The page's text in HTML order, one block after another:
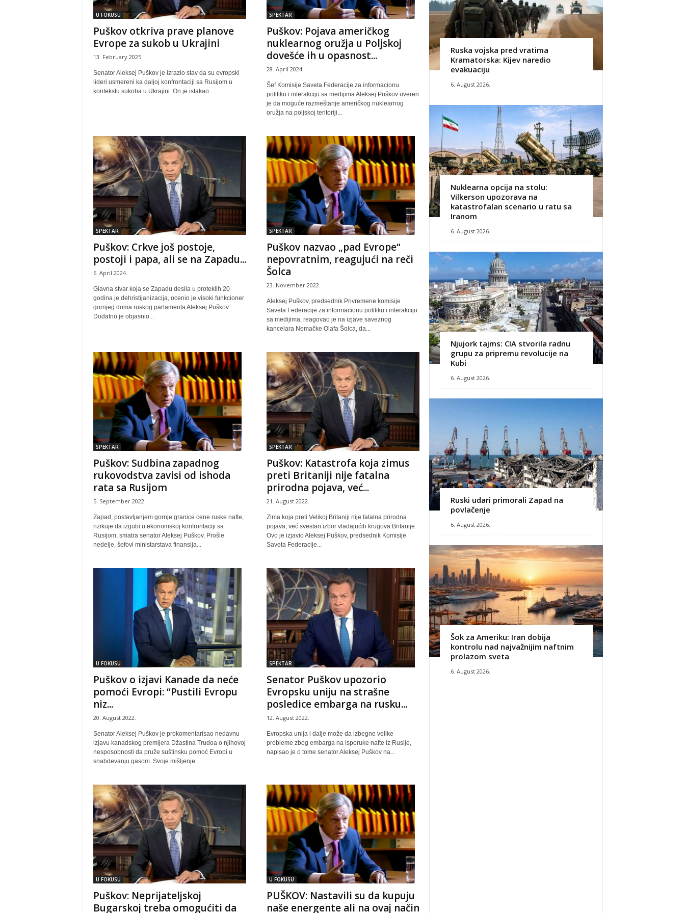
U FOKUSU
Puškov otkriva prave planove
Evrope za sukob u Ukrajini
13. February 2025.
Senator Aleksej Puškov je izrazio stav da su evropski
lideri usmereni ka daljoj konfrontaciji sa Rusijom u
kontekstu sukoba u Ukrajini. On je istakao...
SPEKTAR
Puškov: Pojava američkog
nuklearnog oružja u Poljskoj
dovešće ih u opasnost...
28. April 2024.
Šef Komisije Saveta Federacije za informacionu
politiku i interakciju sa medijima Aleksej Puškov uveren
je da moguće razmeštanje američkog nuklearnog
oružja na poljskoj teritoriji...
SPEKTAR
Puškov: Crkve još postoje,
postoji i papa, ali se na Zapadu...
6. April 2024.
Glavna stvar koja se Zapadu desila u proteklih 20
godina je dehristijanizacija, ocenio je visoki funkcioner
gornjeg doma ruskog parlamenta Aleksej Puškov.
Dodatno je objasnio...
SPEKTAR
Puškov nazvao „pad Evrope“
nepovratnim, reagujući na reči
Šolca
23. November 2022.
Aleksej Puškov, predsednik Privremene komisije
Saveta Federacije za informacionu politiku i interakciju
sa medijima, reagovao je na izjave saveznog
kancelara Nemačke Olafa Šolca, da...
SPEKTAR
Puškov: Sudbina zapadnog
rukovodstva zavisi od ishoda
rata sa Rusijom
5. September 2022.
Zapad, postavljanjem gornje granice cene ruske nafte,
rizikuje da izgubi u ekonomskoj konfrontaciji sa
Rusijom, smatra senator Aleksej Puškov. Prošle
nedelje, šefovi ministarstava finansija...
SPEKTAR
Puškov: Katastrofa koja zimus
preti Britaniji nije fatalna
prirodna pojava, već...
21. August 2022.
Zima koja preti Velikoj Britaniji nije fatalna prirodna
pojava, već svestan izbor vladajućih krugova Britanije.
Ovo je izjavio Aleksej Puškov, predsednik Komisije
Saveta Federacije...
U FOKUSU
Puškov o izjavi Kanade da neće
pomoći Evropi: “Pustili Evropu
niz...
20. August 2022.
Senator Aleksej Puškov je prokomentarisao nedavnu
izjavu kanadskog premijera Džastina Trudoa o njihovoj
nesposobnosti da pruže suštinsku pomoć Evropi u
snabdevanju gasom. Svoje mišljenje...
SPEKTAR
Senator Puškov upozorio
Evropsku uniju na strašne
posledice embarga na rusku...
12. August 2022.
Evropska unija i dalje može da izbegne velike
probleme zbog embarga na isporuke nafte iz Rusije,
napisao je o tome senator Aleksej Puškov na...
U FOKUSU
Puškov: Neprijateljskoj
Bugarskoj treba omogućiti da
U FOKUSU
PUŠKOV: Nastavili su da kupuju
naše energente ali na ovaj način
Ruska vojska pred vratima
Kramatorska: Kijev naredio
evakuaciju
6. August 2026.
Nuklearna opcija na stolu:
Vilkerson upozorava na
katastrofalan scenario u ratu sa
Iranom
6. August 2026.
Njujork tajms: CIA stvorila radnu
grupu za pripremu revolucije na
Kubi
6. August 2026.
Ruski udari primorali Zapad na
povlačenje
6. August 2026.
Šok za Ameriku: Iran dobija
kontrolu nad najvažnijim naftnim
prolazom sveta
6. August 2026.